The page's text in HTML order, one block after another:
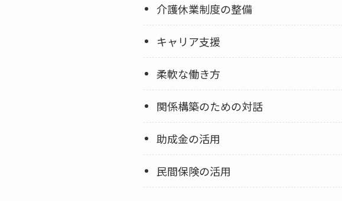
介護休業制度の整備
キャリア支援
柔軟な働き方
関係構築のための対話
助成金の活用
民間保険の活用